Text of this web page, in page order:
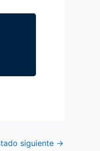
siguiente →